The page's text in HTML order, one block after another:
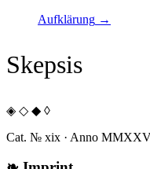
produktive Spannung,
Aufklärung →
Skepsis
◈ ◇ ◆ ◊
Cat. № xix · Anno